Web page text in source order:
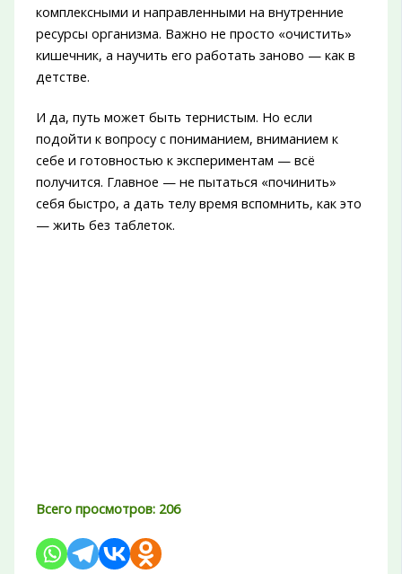
комплексными и направленными на внутренние
ресурсы организма. Важно не просто «очистить»
кишечник, а научить его работать заново — как в
детстве.
И да, путь может быть тернистым. Но если
подойти к вопросу с пониманием, вниманием к
себе и готовностью к экспериментам — всё
получится. Главное — не пытаться «починить»
себя быстро, а дать телу время вспомнить, как это
— жить без таблеток.
Всего просмотров: 206